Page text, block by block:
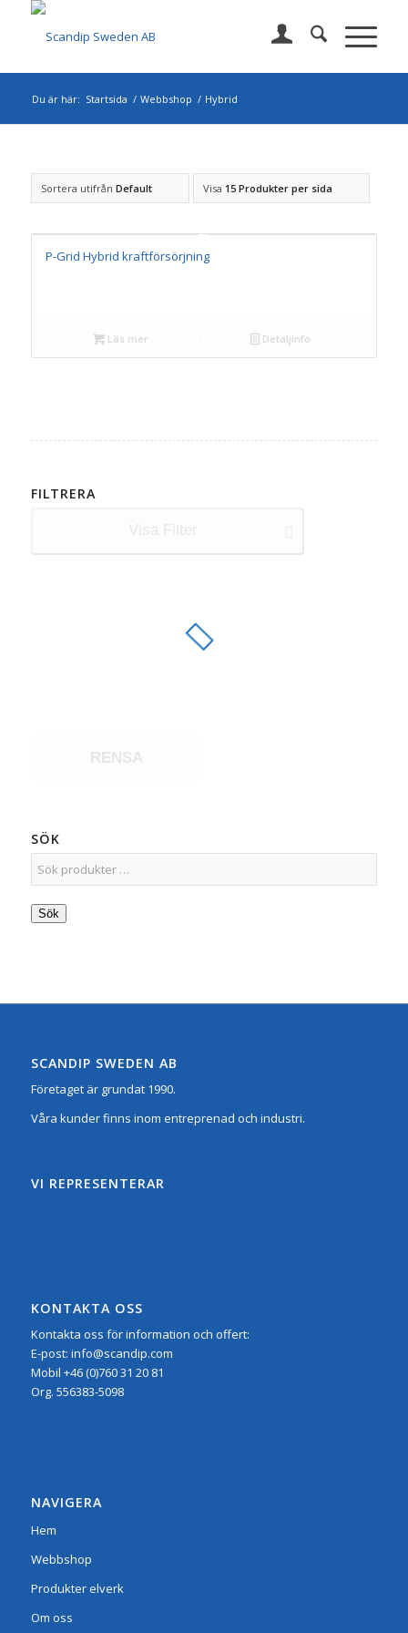
Du är här: Startsida / Webbshop / Hybrid
Sortera utifrån Default Visa 15 Produkter per sida
P-Grid Hybrid kraftförsörjning
Läs mer Detaljinfo
FILTRERA
SÖK
Sök
SCANDIP SWEDEN AB
Företaget är grundat 1990.
Våra kunder finns inom entreprenad och industri.
VI REPRESENTERAR
KONTAKTA OSS
Kontakta oss för information och offert:
E-post: info@scandip.com
Mobil +46 (0)760 31 20 81
Org. 556383-5098
NAVIGERA
Hem
Webbshop
Produkter elverk
Om oss